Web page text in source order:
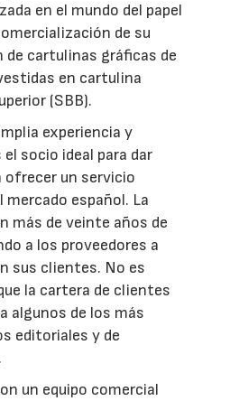
en el mundo del papel
de su
de cartulinas gráficas de
en cartulina
(SBB).
experiencia y
socio ideal para dar
ofrecer un servicio
mercado español. La
más de veinte años de
a los proveedores a
sus clientes. No es
la cartera de clientes
algunos de los más
editoriales y de
un equipo comercial